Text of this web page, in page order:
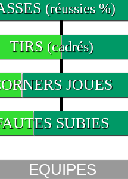
(réussies %)
TIRS (cadrés)
JOUES
SUBIES
EQUIPES